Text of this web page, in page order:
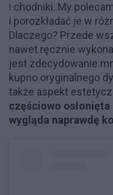
i chodniki. My
i porozkładać je w
Dlaczego? Przede
nawet ręcznie
jest zdecydowanie
kupno oryginalnego
także aspekt
częściowo
wygląda naprawdę